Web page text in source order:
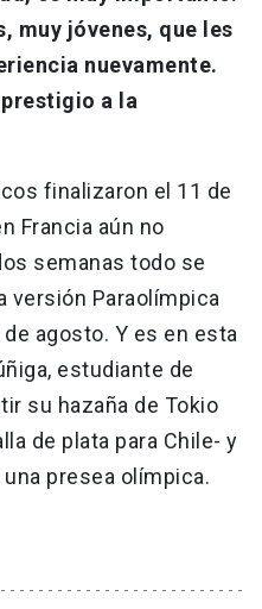
muy jóvenes, que les
nuevamente.
prestigio a la
finalizaron el 11 de
Francia aún no
semanas todo se
versión Paraolímpica
agosto. Y es en esta
estudiante de
su hazaña de Tokio
de plata para Chile- y
presea olímpica.